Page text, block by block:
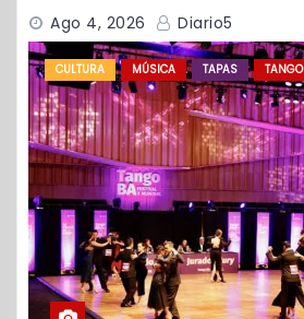
Ago 4, 2026 Diario5
CULTURA MÚSICA TAPAS TANGO